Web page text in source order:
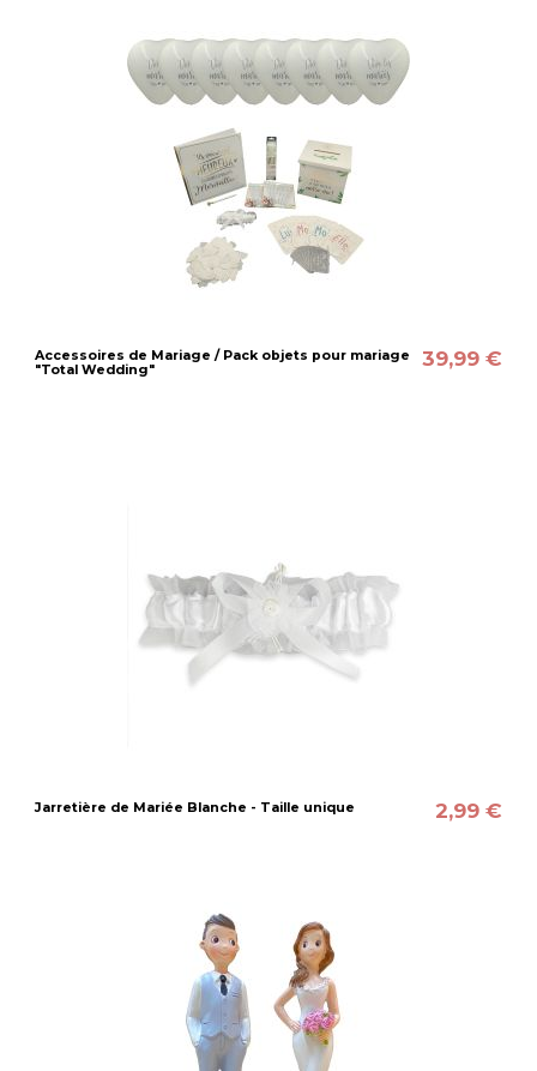
Accessoires de Mariage / Pack objets pour mariage
"Total Wedding"
39,99 €
Jarretière de Mariée Blanche - Taille unique 2,99 €